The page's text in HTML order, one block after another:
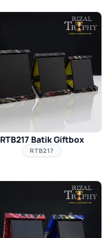
RTB217 Batik Giftbox
RTB217